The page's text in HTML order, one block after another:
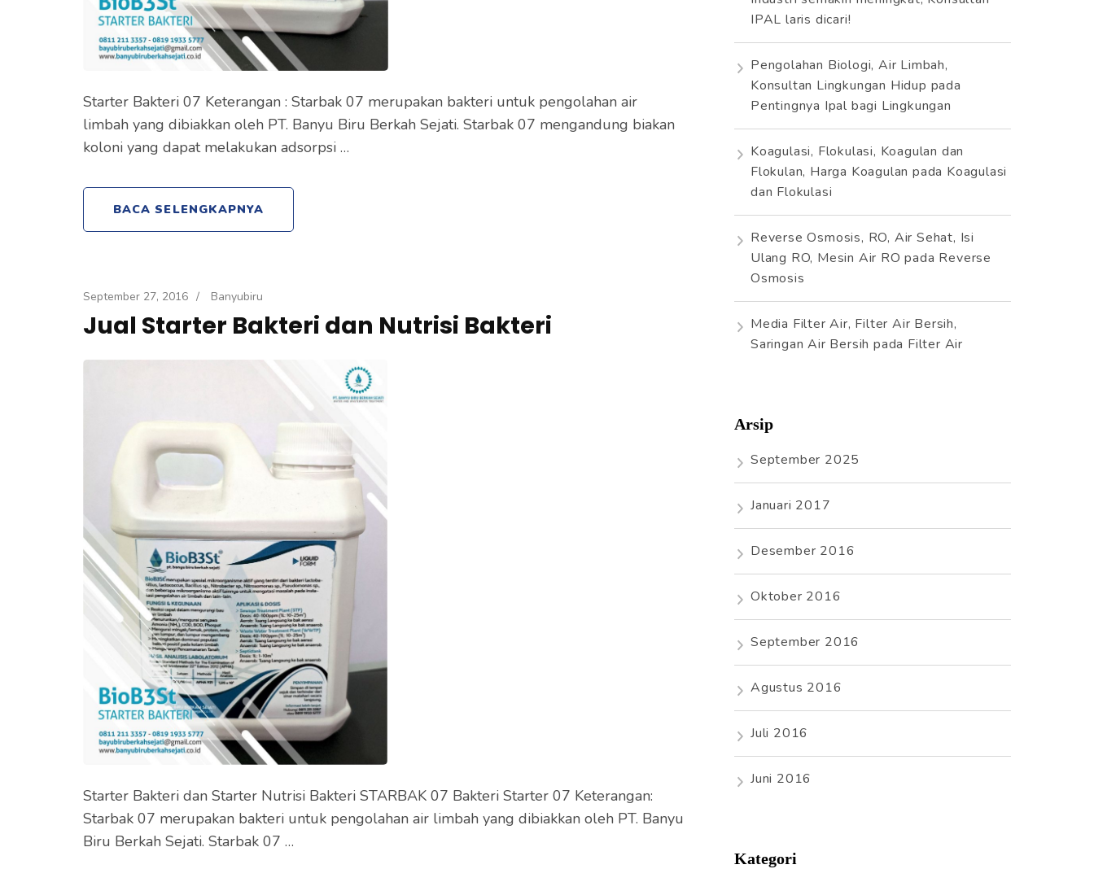
Starter Bakteri 07 Keterangan : Starbak 07 merupakan bakteri untuk pengolahan air
limbah yang dibiakkan oleh PT. Banyu Biru Berkah Sejati. Starbak 07 mengandung biakan
koloni yang dapat melakukan adsorpsi …
BACA SELENGKAPNYA
September 27, 2016 / Banyubiru
Jual Starter Bakteri dan Nutrisi Bakteri
Starter Bakteri dan Starter Nutrisi Bakteri STARBAK 07 Bakteri Starter 07 Keterangan:
Starbak 07 merupakan bakteri untuk pengolahan air limbah yang dibiakkan oleh PT. Banyu
Biru Berkah Sejati. Starbak 07 …
IPAL laris dicari!
Pengolahan Biologi, Air Limbah,
Konsultan Lingkungan Hidup pada
Pentingnya Ipal bagi Lingkungan
Koagulasi, Flokulasi, Koagulan dan
Flokulan, Harga Koagulan pada Koagulasi
dan Flokulasi
Reverse Osmosis, RO, Air Sehat, Isi
Ulang RO, Mesin Air RO pada Reverse
Osmosis
Media Filter Air, Filter Air Bersih,
Saringan Air Bersih pada Filter Air
Arsip
September 2025
Januari 2017
Desember 2016
Oktober 2016
September 2016
Agustus 2016
Juli 2016
Juni 2016
Kategori